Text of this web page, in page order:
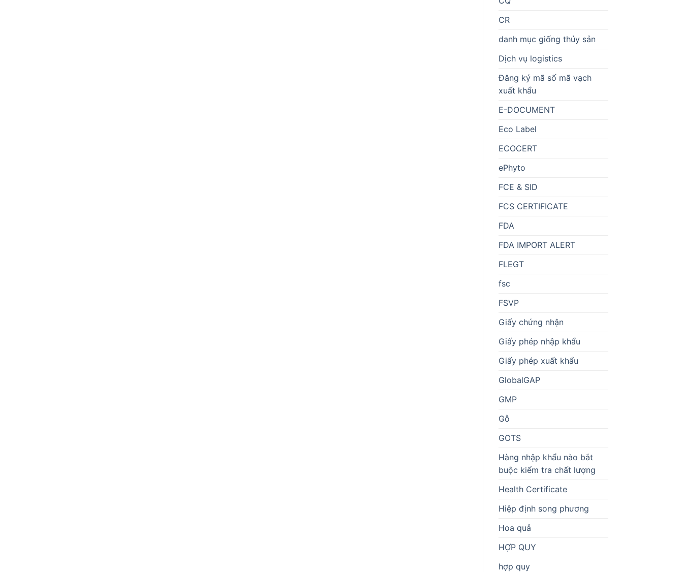
CR
danh mục giống thủy sản
Dịch vụ logistics
Đăng ký mã số mã vạch
xuất khẩu
E-DOCUMENT
Eco Label
ECOCERT
ePhyto
FCE & SID
FCS CERTIFICATE
FDA
FDA IMPORT ALERT
FLEGT
fsc
FSVP
Giấy chứng nhận
Giấy phép nhập khẩu
Giấy phép xuất khẩu
GlobalGAP
GMP
Gỗ
GOTS
Hàng nhập khẩu nào bắt
buộc kiểm tra chất lượng
Health Certificate
Hiệp định song phương
Hoa quả
HỢP QUY
hợp quy